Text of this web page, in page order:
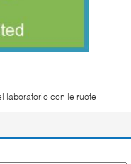
laboratorio con le ruote